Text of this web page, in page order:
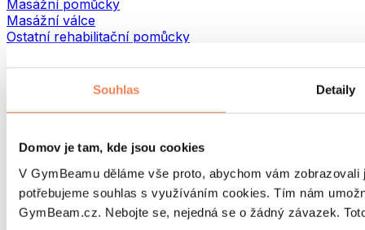
Souhlas Detaily
Domov je tam, kde jsou cookies
V GymBeamu děláme vše proto, abychom vám
potřebujeme souhlas s využíváním cookies. Tím nám
GymBeam.cz. Nebojte se, nejedná se o žádný závazek.
Masážní pomůcky
Masážní válce
Ostatní rehabilitační pomůcky
Batohy
Běh
Bojové sporty
Cyklistika
Jóga a pilates
Otužování